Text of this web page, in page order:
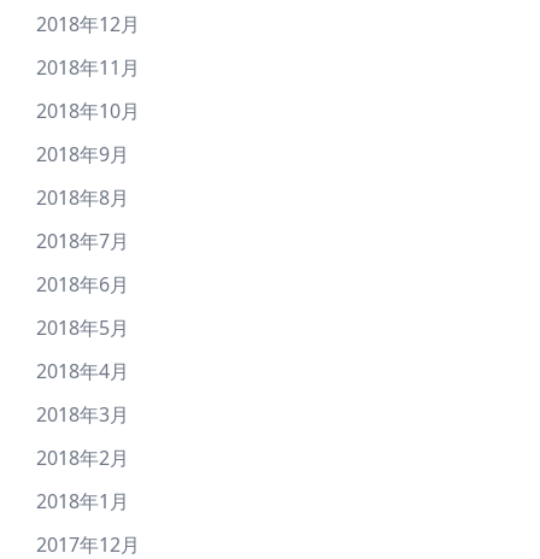
2018年12月
2018年11月
2018年10月
2018年9月
2018年8月
2018年7月
2018年6月
2018年5月
2018年4月
2018年3月
2018年2月
2018年1月
2017年12月